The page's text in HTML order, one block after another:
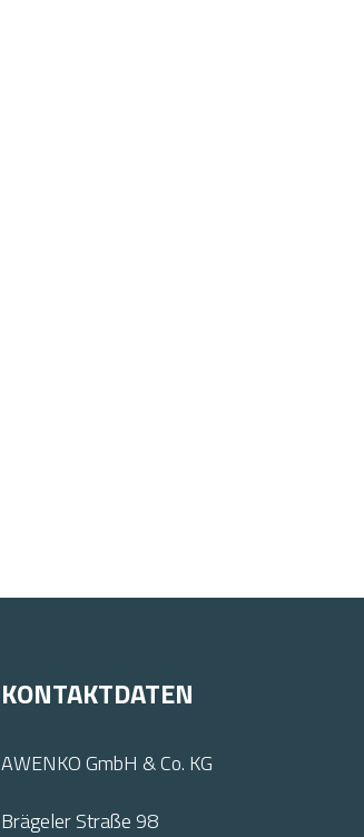
KONTAKTDATEN
AWENKO GmbH & Co. KG
Brägeler Straße 98